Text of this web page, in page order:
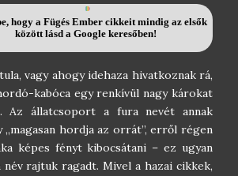
hogy a Fügés Ember cikkeit mindig az elsők
között lásd a Google keresőben!
vagy ahogy idehaza hivatkoznak rá,
kabóca egy renkívül nagy károkat
Az állatcsoport a fura nevét annak
hordja az orrát”, erről régen
képes fényt kibocsátani – ez ugyan
név rajtuk ragadt. Mivel a hazai cikkek,